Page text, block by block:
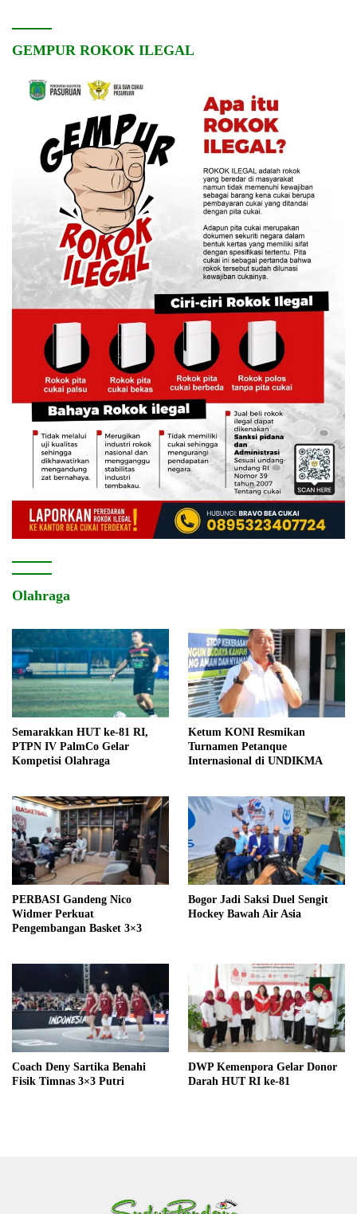
GEMPUR ROKOK ILEGAL
Olahraga
Semarakkan HUT ke-81 RI,
PTPN IV PalmCo Gelar
Kompetisi Olahraga
Ketum KONI Resmikan
Turnamen Petanque
Internasional di UNDIKMA
PERBASI Gandeng Nico
Widmer Perkuat
Pengembangan Basket 3×3
Bogor Jadi Saksi Duel Sengit
Hockey Bawah Air Asia
Coach Deny Sartika Benahi
Fisik Timnas 3×3 Putri
DWP Kemenpora Gelar Donor
Darah HUT RI ke-81